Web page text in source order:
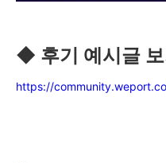
◆ 후기 예시글
https://